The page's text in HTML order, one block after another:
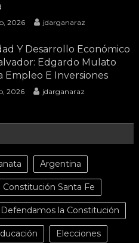
2026 jdarganaraz
Y Desarrollo Económico
Edgardo Mulato
Empleo E Inversiones
2026 jdarganaraz
Argentina
Constitución Santa Fe
Defendamos la Constitución
Elecciones